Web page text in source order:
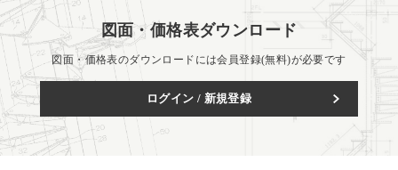
図面・価格表ダウンロード
図面・価格表のダウンロードには会員登録(無料)が必要です
ログイン / 新規登録